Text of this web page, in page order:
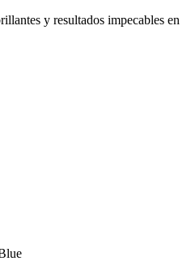
y resultados impecables en